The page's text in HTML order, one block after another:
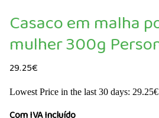
Casaco em malha
mulher 300g
29.25€
Lowest Price in the last 30 days: 29.25€